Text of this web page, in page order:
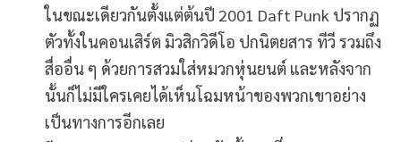
ในขณะเดียวกันตั้งแต่ต้นปี 2001 Daft Punk ปรากฏ
ตัวทั้งในคอนเสิร์ต มิวสิกวิดีโอ ปกนิตยสาร ทีวี รวมถึง
สื่ออื่น ๆ ด้วยการสวมใส่หมวกหุ่นยนต์ และหลังจาก
นั้นก็ไม่มีใครเคยได้เห็นโฉมหน้าของพวกเขาอย่าง
เป็นทางการอีกเลย